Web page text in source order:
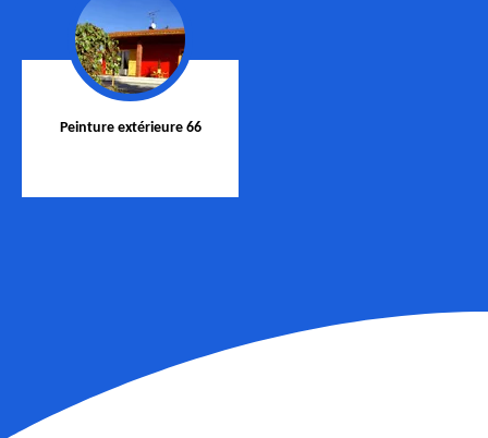
Peinture extérieure 66